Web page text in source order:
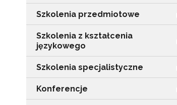
Szkolenia przedmiotowe
Szkolenia z kształcenia
językowego
Szkolenia specjalistyczne
Konferencje